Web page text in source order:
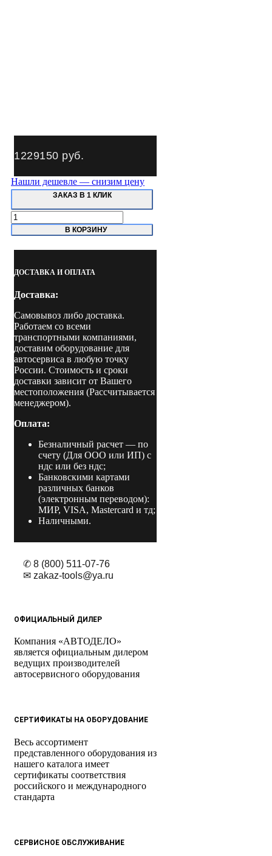
1229150 руб.
Нашли дешевле — снизим цену
ЗАКАЗ В 1 КЛИК
Количество
товара
B22G
Trommelberg
платформенный
В КОРЗИНУ
ДОСТАВКА И ОПЛАТА
Доставка:
Самовывоз либо доставка.
Работаем со всеми
транспортными компаниями,
доставим оборудование для
автосервиса в любую точку
России. Стоимость и сроки
доставки зависит от Вашего
местоположения (Рассчитывается
менеджером).
Оплата:
Безналичный расчет — по
счету (Для ООО или ИП) с
ндс или без ндс;
Банковскими картами
различных банков
(электронным переводом):
МИР, VISA, Mastercard и тд;
Наличными.
✆ 8 (800) 511-07-76
✉ zakaz-tools@ya.ru
ОФИЦИАЛЬНЫЙ ДИЛЕР
Компания «АВТОДЕЛО»
является официальным дилером
ведущих производителей
автосервисного оборудования
СЕРТИФИКАТЫ НА ОБОРУДОВАНИЕ
Весь ассортимент
представленного оборудования из
нашего каталога имеет
сертификаты соответствия
российского и международного
стандарта
СЕРВИСНОЕ ОБСЛУЖИВАНИЕ